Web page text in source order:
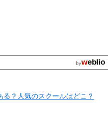
？人気のスクールはどこ？